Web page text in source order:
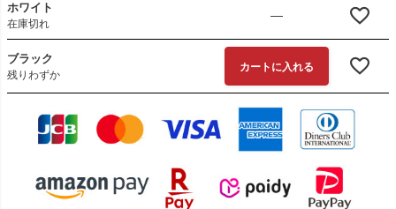
ホワイト
在庫切れ
—
ブラック
残りわずか
カートに入れる